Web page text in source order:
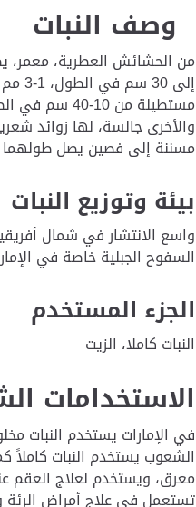
وصف النبات
مسننة إلى فصين يصل طولهما إلى⅓ جسم
بيئة وتوزيع النبات
واسع الانتشار في شمال
السفوح الجبلية خاصة في
الجزء المستخدم
النبات كاملا، الزيت
الاستخدامات
في الإمارات يستخدم النبات
الشعوب يستخدم النبات كاملاً
معرق، ويستخدم لعلاج العقم
تستعمل في علاج أمراض الرئة